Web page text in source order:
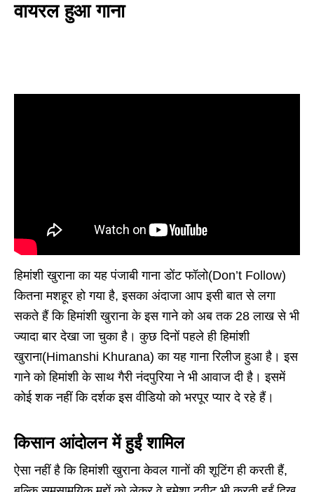
वायरल हुआ गाना
हिमांशी खुराना का यह पंजाबी गाना डोंट फॉलो(Don’t Follow)
कितना मशहूर हो गया है, इसका अंदाजा आप इसी बात से लगा
सकते हैं कि हिमांशी खुराना के इस गाने को अब तक 28 लाख से भी
ज्यादा बार देखा जा चुका है। कुछ दिनों पहले ही हिमांशी
खुराना(Himanshi Khurana) का यह गाना रिलीज हुआ है। इस
गाने को हिमांशी के साथ गैरी नंदपुरिया ने भी आवाज दी है। इसमें
कोई शक नहीं कि दर्शक इस वीडियो को भरपूर प्यार दे रहे हैं।
किसान आंदोलन में हुईं शामिल
ऐसा नहीं है कि हिमांशी खुराना केवल गानों की शूटिंग ही करती हैं,